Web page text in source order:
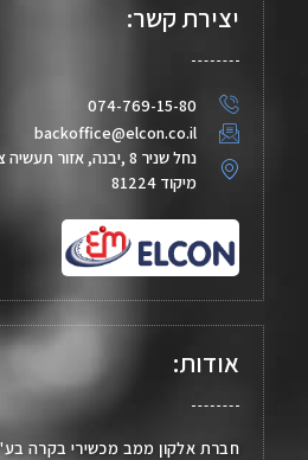
יצירת קשר:
074-769-15-80
backoffice@elcon.co.il
מיקוד 81224
אודות: